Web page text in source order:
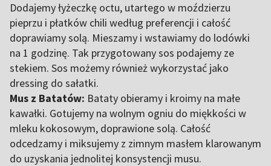
Dodajemy łyżeczkę octu, utartego w moździerzu
pieprzu i płatków chili według preferencji i całość
doprawiamy solą. Mieszamy i wstawiamy do lodówki
na 1 godzinę. Tak przygotowany sos podajemy ze
stekiem. Sos możemy również wykorzystać jako
dressing do sałatki.
Mus z Batatów: Bataty obieramy i kroimy na małe
kawałki. Gotujemy na wolnym ogniu do miękkości w
mleku kokosowym, doprawione solą. Całość
odcedzamy i miksujemy z zimnym masłem klarowanym
do uzyskania jednolitej konsystencji musu.